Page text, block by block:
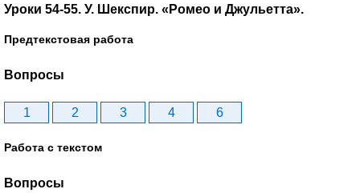
Уроки 54-55. У. Шекспир. «Ромео и Джульетта».
Предтекстовая работа
Вопросы
1 2 3 4 6
Работа с текстом
Вопросы